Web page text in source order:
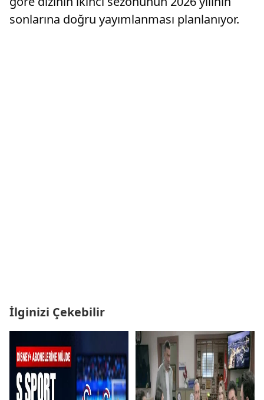
sonlarına doğru yayımlanması planlanıyor.
İlginizi Çekebilir